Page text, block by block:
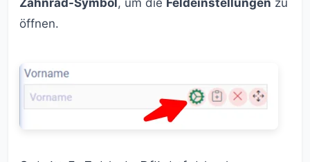
Zahnrad-Symbol, um die Feldeinstellungen zu
öffnen.